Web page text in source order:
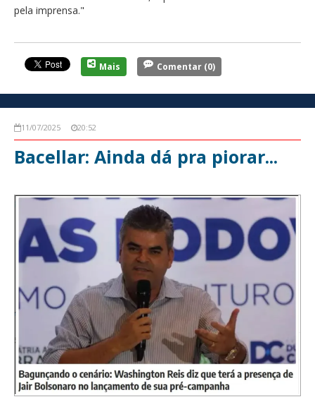
pela imprensa."
Mais Comentar (0)
11/07/2025 20:52
Bacellar: Ainda dá pra piorar...